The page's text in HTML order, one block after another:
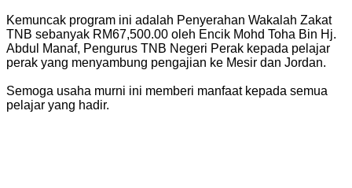
Kemuncak program ini adalah Penyerahan Wakalah Zakat
TNB sebanyak RM67,500.00 oleh Encik Mohd Toha Bin Hj.
Abdul Manaf, Pengurus TNB Negeri Perak kepada pelajar
perak yang menyambung pengajian ke Mesir dan Jordan.
Semoga usaha murni ini memberi manfaat kepada semua
pelajar yang hadir.